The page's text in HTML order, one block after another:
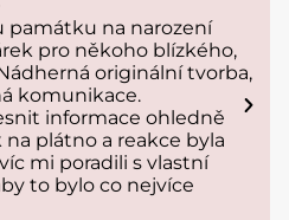
památku na narození
pro někoho blízkého,
originální tvorba,
komunikace.
informace ohledně
plátno a reakce byla
mi poradili s vlastní
to bylo co nejvíce